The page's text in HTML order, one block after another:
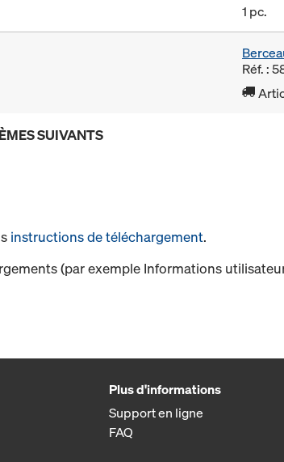
1 pc.
Réf. :
SUIVANTS
instructions de téléchargement.
(par exemple Informations
Plus d'informations
Support en ligne
FAQ